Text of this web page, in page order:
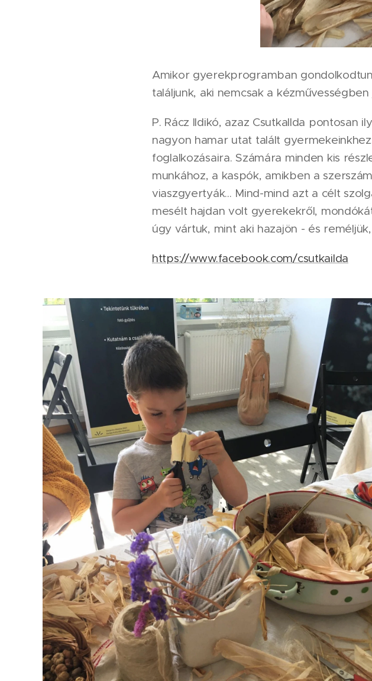
Amikor gyerekprogramban
találjunk, aki nemcsak a
P. Rácz Ildikó, azaz CsutkaIlda pontosan
nagyon hamar utat talált
foglalkozásaira. Számára minden kis
munkához, a kaspók, amikben a
viaszgyertyák... Mind-mind azt a célt
mesélt hajdan volt gyerekekről,
úgy vártuk, mint aki hazajön - és
https://www.facebook.com/csutkailda